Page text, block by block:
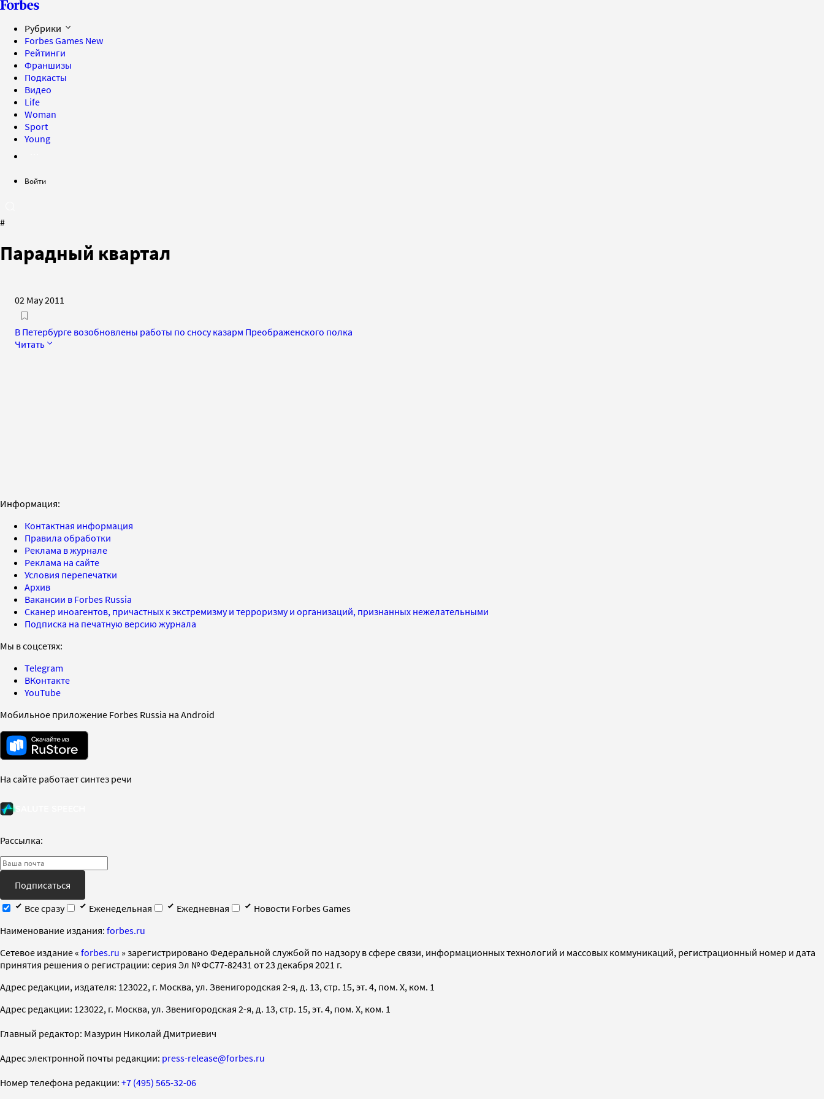
Рубрики
Forbes Games New
Рейтинги
Франшизы
Подкасты
Видео
Life
Woman
Sport
Young
Войти
#
Парадный квартал
02 May 2011
В Петербурге возобновлены работы по сносу казарм Преображенского полка
Читать
Информация:
Контактная информация
Правила обработки
Реклама в журнале
Реклама на сайте
Условия перепечатки
Архив
Вакансии в Forbes Russia
Сканер иноагентов, причастных к экстремизму и терроризму и организаций, признанных нежелательными
Подписка на печатную версию журнала
Мы в соцсетях:
Telegram
ВКонтакте
YouTube
Мобильное приложение Forbes Russia на Android
На сайте работает синтез речи
Рассылка:
Подписаться
Все сразу
Еженедельная Ежедневная
Новости Forbes Games
Наименование издания: forbes.ru
Cетевое издание « forbes.ru » зарегистрировано Федеральной службой по надзору в сфере связи, информационных технологий и массовых коммуникаций, регистрационный номер и дата
принятия решения о регистрации: серия Эл № ФС77-82431 от 23 декабря 2021 г.
Адрес редакции, издателя: 123022, г. Москва, ул. Звенигородская 2-я, д. 13, стр. 15, эт. 4, пом. X, ком. 1
Адрес редакции: 123022, г. Москва, ул. Звенигородская 2-я, д. 13, стр. 15, эт. 4, пом. X, ком. 1
Главный редактор: Мазурин Николай Дмитриевич
Адрес электронной почты редакции: press-release@forbes.ru
Номер телефона редакции: +7 (495) 565-32-06